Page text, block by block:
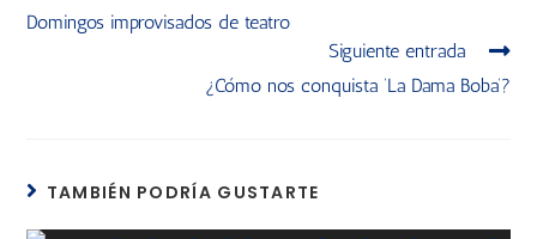
Domingos improvisados de teatro
Siguiente entrada
¿Cómo nos conquista ‘La Dama Boba’?
TAMBIÉN PODRÍA GUSTARTE